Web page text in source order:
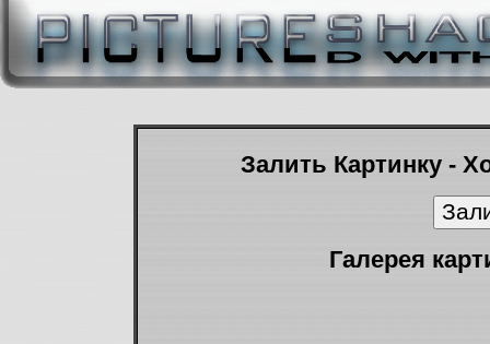
Залить Картинку -
Галерея